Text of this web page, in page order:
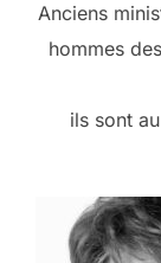
Anciens
hommes
ils sont